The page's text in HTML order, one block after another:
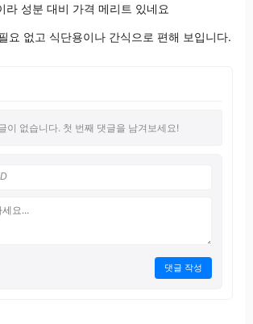
라 성분 대비 가격 메리트 있네요
요 없고 식단용이나 간식으로 편해 보입니다.
이 없습니다. 첫 번째 댓글을 남겨보세요!
댓글 작성